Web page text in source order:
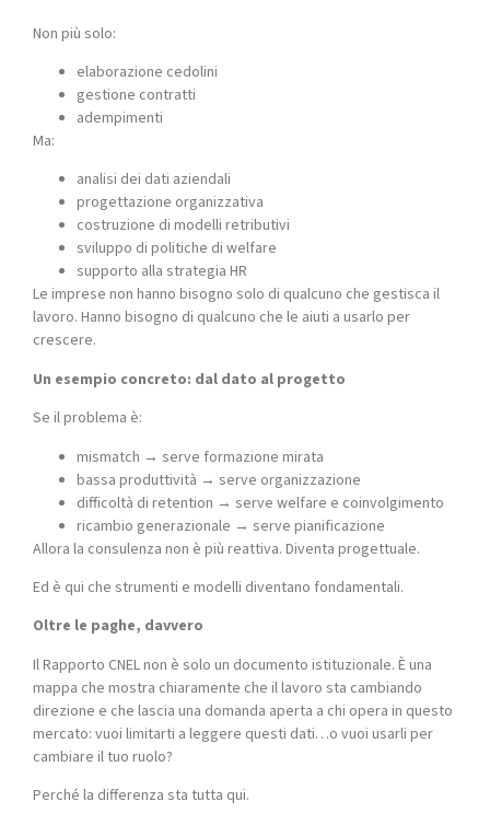
Non più solo:
elaborazione cedolini
gestione contratti
adempimenti
Ma:
analisi dei dati aziendali
progettazione organizzativa
costruzione di modelli retributivi
sviluppo di politiche di welfare
supporto alla strategia HR
Le imprese non hanno bisogno solo di qualcuno che gestisca il
lavoro. Hanno bisogno di qualcuno che le aiuti a usarlo per
crescere.
Un esempio concreto: dal dato al progetto
Se il problema è:
mismatch → serve formazione mirata
bassa produttività → serve organizzazione
difficoltà di retention → serve welfare e coinvolgimento
ricambio generazionale → serve pianificazione
Allora la consulenza non è più reattiva. Diventa progettuale.
Ed è qui che strumenti e modelli diventano fondamentali.
Oltre le paghe, davvero
Il Rapporto CNEL non è solo un documento istituzionale. È una
mappa che mostra chiaramente che il lavoro sta cambiando
direzione e che lascia una domanda aperta a chi opera in questo
mercato: vuoi limitarti a leggere questi dati…o vuoi usarli per
cambiare il tuo ruolo?
Perché la differenza sta tutta qui.